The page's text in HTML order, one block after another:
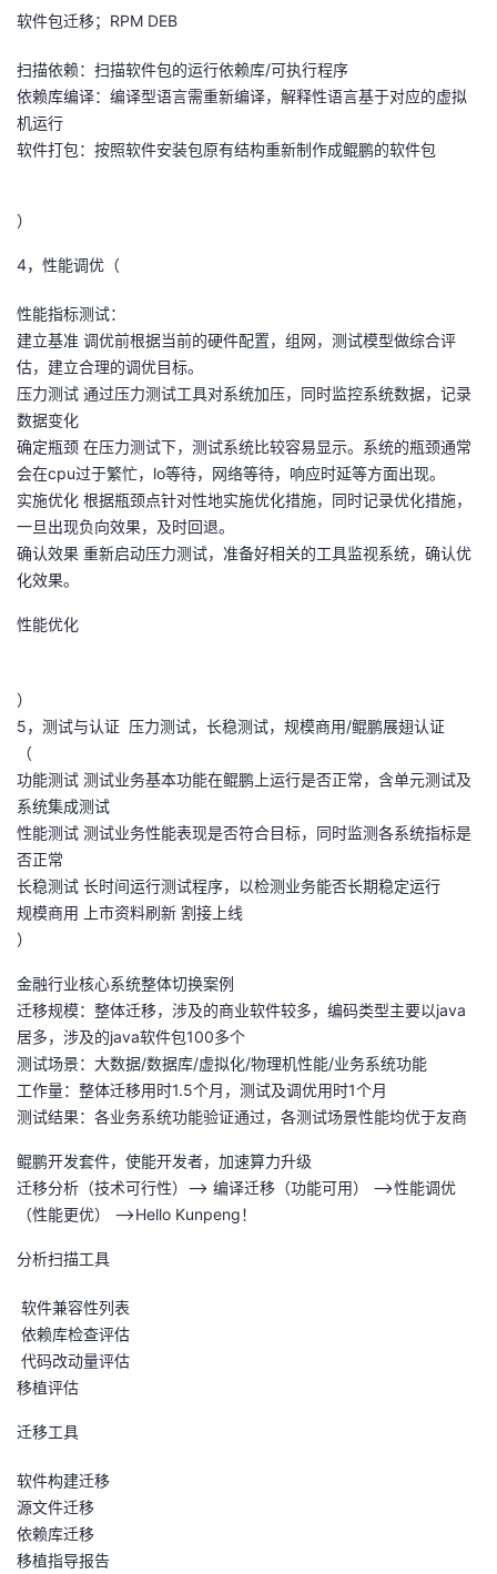
软件包迁移；RPM DEB
扫描依赖：扫描软件包的运行依赖库/可执行程序
依赖库编译：编译型语言需重新编译，解释性语言基于对应的虚拟
机运行
软件打包：按照软件安装包原有结构重新制作成鲲鹏的软件包
）
4，性能调优（
性能指标测试：
建立基准 调优前根据当前的硬件配置，组网，测试模型做综合评
估，建立合理的调优目标。
压力测试 通过压力测试工具对系统加压，同时监控系统数据，记录
数据变化
确定瓶颈 在压力测试下，测试系统比较容易显示。系统的瓶颈通常
会在cpu过于繁忙，lo等待，网络等待，响应时延等方面出现。
实施优化 根据瓶颈点针对性地实施优化措施，同时记录优化措施，
一旦出现负向效果，及时回退。
确认效果 重新启动压力测试，准备好相关的工具监视系统，确认优
化效果。
性能优化
）
5，测试与认证 压力测试，长稳测试，规模商用/鲲鹏展翅认证
（
功能测试 测试业务基本功能在鲲鹏上运行是否正常，含单元测试及
系统集成测试
性能测试 测试业务性能表现是否符合目标，同时监测各系统指标是
否正常
长稳测试 长时间运行测试程序，以检测业务能否长期稳定运行
规模商用 上市资料刷新 割接上线
）
金融行业核心系统整体切换案例
迁移规模：整体迁移，涉及的商业软件较多，编码类型主要以java
居多，涉及的java软件包100多个
测试场景：大数据/数据库/虚拟化/物理机性能/业务系统功能
工作量：整体迁移用时1.5个月，测试及调优用时1个月
测试结果：各业务系统功能验证通过，各测试场景性能均优于友商
鲲鹏开发套件，使能开发者，加速算力升级
迁移分析（技术可行性）--> 编译迁移（功能可用） -->性能调优
（性能更优） -->Hello Kunpeng！
分析扫描工具
软件兼容性列表
依赖库检查评估
代码改动量评估
移植评估
迁移工具
软件构建迁移
源文件迁移
依赖库迁移
移植指导报告